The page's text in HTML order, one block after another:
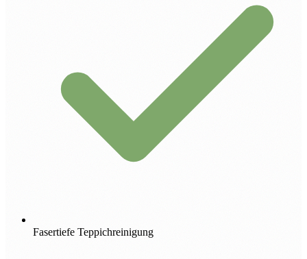
Fasertiefe Teppichreinigung